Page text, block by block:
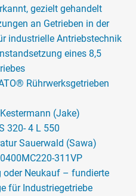
gezielt gehandelt
an Getrieben in der
industrielle Antriebstechnik
eines 8,5
Rührwerksgetrieben
(Jake)
320- 4 L 550
Sauerwald (Sawa)
311VP
oder Neukauf – fundierte
für Industriegetriebe